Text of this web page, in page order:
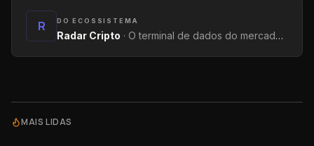
R DO ECOSSISTEMA
Radar Cripto · O terminal de dados do mercado: métricas on-chain, yields, captações e tendências.
MAIS LIDAS